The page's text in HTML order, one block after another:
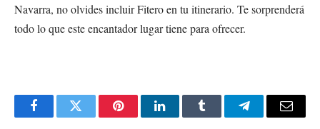
Navarra, no olvides incluir Fitero en tu itinerario. Te sorprenderá
todo lo que este encantador lugar tiene para ofrecer.
FacebookTwitter PinterestLinkedInTumblr TelegramEmail